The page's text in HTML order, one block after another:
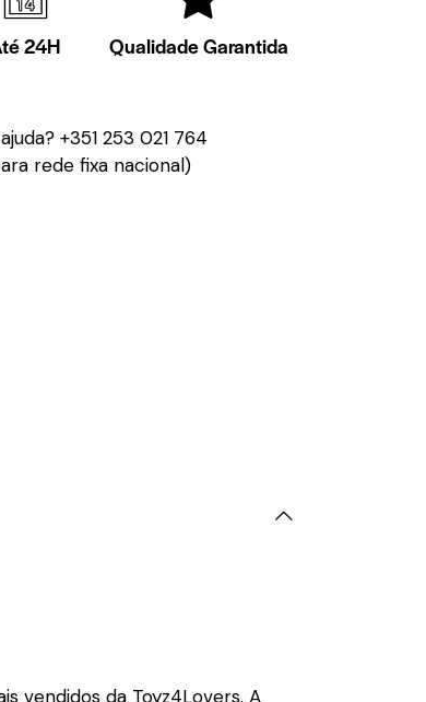
24H Qualidade Garantida
+351 253 021 764
rede fixa nacional)
vendidos da Toyz4Lovers. A